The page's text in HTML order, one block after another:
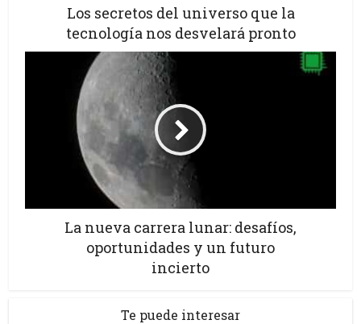
Los secretos del universo que la
tecnología nos desvelará pronto
La nueva carrera lunar: desafíos,
oportunidades y un futuro
incierto
Te puede interesar